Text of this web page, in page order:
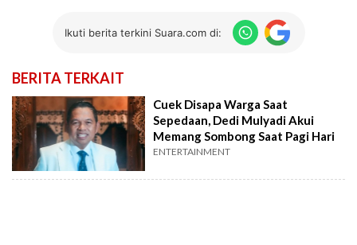
Ikuti berita terkini Suara.com di:
BERITA TERKAIT
Cuek Disapa Warga Saat
Sepedaan, Dedi Mulyadi Akui
Memang Sombong Saat Pagi Hari
ENTERTAINMENT